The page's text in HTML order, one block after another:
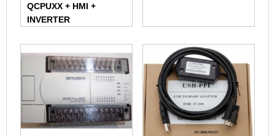
QCPUXX + HMI +
INVERTER